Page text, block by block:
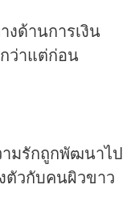
ด้านการเงิน
ว่าแต่ก่อน
มรักถูกพัฒนาไป
ตัวกับคนผิวขาว